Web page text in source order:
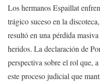
Los hermanos Espaillat
trágico suceso en la
resultó en una pérdida
heridos. La declaración de
perspectiva sobre el rol que,
este proceso judicial que